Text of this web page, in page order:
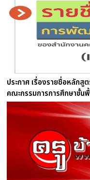
ประกาศ เรื่องรายชื่อหลักสู
คณะกรรมการการศึกษาขั้น